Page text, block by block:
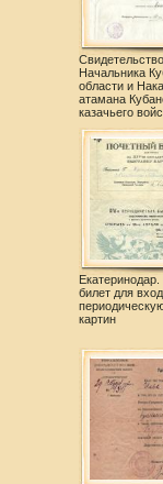
Свидетельство
Начальника
области и
атамана
казачьего
билет для
картин